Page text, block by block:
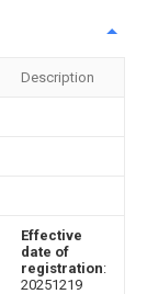
Description
Effective
date of
registration:
20251219